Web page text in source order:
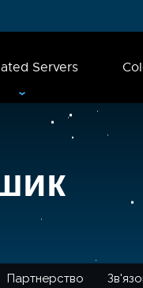
Servers
Партнерство